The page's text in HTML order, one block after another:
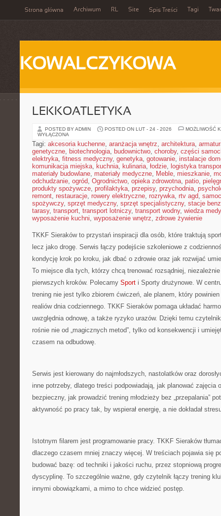
Strona główna Archiwum RL Site Spis Treści Tagi
KOWALCZYKOWA
LEKKOATLETYKA
POSTED BY ADMIN POSTED ON LUT - 24 - 2026
MOŻLIWOŚĆ
WYŁĄCZONA
Tagi: akcesoria kuchenne, aranżacja wnętrz, architektura,
genetyczne, biotechnologia, budownictwo, choroby, części
elektryka, fitness medyczny, genetyka, gotowanie, instalacje
komunikacja miejska, kuchnia, kulinaria, łodzie, logistyka
materiały budowlane, materiały medyczne, Meble, mieszkanie,
odchudzanie, ogród, Ogrodnictwo, opieka zdrowotna, patio,
produkty spożywcze, profilaktyka, przepisy, przychodnia,
remont, restauracje, rowery elektryczne, rozrywka, rtv agd,
spożywczy, sprzęt medyczny, sprzęt specjalistyczny, stacje
tarasy, transport, transport lotniczy, transport wodny, wiedza
wyposażenie kuchni, wyposażenie wnętrz, zdrowe żywienie
TKKF Sieraków to przystań inspiracji dla osób, które traktują
lecz jako drogę. Serwis łączy podejście szkoleniowe z
kondycję krok po kroku, jak dbać o zdrowie oraz jak rozwijać
To miejsce dla tych, którzy chcą trenować rozsądniej,
pierwszych kroków. Polecamy Sport i Sporty drużynowe. W
trening nie jest tylko zbiorem ćwiczeń, ale planem, który
realiów dnia codziennego. TKKF Sieraków pomaga układać
uwzględnia odnowę, a także ryzyko urazów. Dzięki temu
rośnie nie od „magicznych metod”, tylko od konsekwencji i
czasem na odbudowę.
Serwis jest kierowany do najmłodszych, nastolatków oraz
inne potrzeby, dlatego treści podpowiadają, jak planować zajęcia
bezpieczny, jak prowadzić trening młodzieży bez „przepalania”
aktywność po pracy tak, by wspierał energię, a nie dokładał
Istotnym filarem jest programowanie pracy. TKKF Sieraków
dlaczego czasem mniej znaczy więcej. W treściach pojawia się
budować bazę: od techniki i jakości ruchu, przez stopniową
dyscyplinę. To szczególnie ważne, gdy czytelnik łączy trening
innymi obowiązkami, a mimo to chce widzieć postęp.